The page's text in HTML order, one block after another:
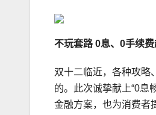
不玩套路 0息、0手续
双十二临近，各种攻略
的。此次诚挚献上“0息
金融方案，也为消费者